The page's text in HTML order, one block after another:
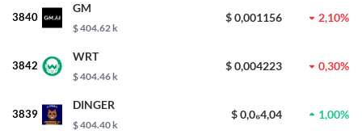
3840
GM
$ 404.62 k
$ 0,001156 2,10%
3842
WRT
$ 404.46 k
$ 0,004223 0,30%
3839
DINGER
$ 404.40 k
$ 0,0₆4,04 1,00%